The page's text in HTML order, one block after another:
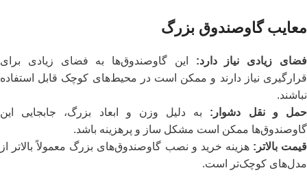
معایب گاوصندوق بزرگ
فضای زیادی نیاز دارد: این گاوصندوق‌ها به فضای زیادی برای
قرارگیری نیاز دارند و ممکن است در محیط‌های کوچک قابل استفاده
نباشند.
حمل و نقل دشوار : به دلیل وزن و ابعاد بزرگ، جابجایی این
گاوصندوق‌ها ممکن است مشکل‌ ساز و پرهزینه باشد.
قیمت بالاتر : هزینه خرید و نصب گاوصندوق‌های بزرگ معمولاً بالاتر از
مدل‌های کوچک‌تر است.